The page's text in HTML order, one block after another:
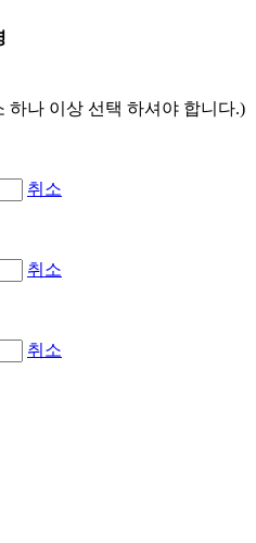
하나 이상 선택 하셔야 합니다.)
취소
취소
취소